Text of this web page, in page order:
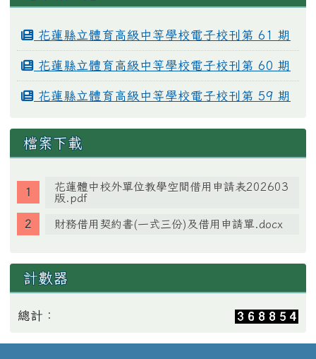
花蓮縣立體育高級中等學校電子校刊第 61 期
花蓮縣立體育高級中等學校電子校刊第 60 期
花蓮縣立體育高級中等學校電子校刊第 59 期
檔案下載
花蓮體中校外單位教學空間借用申請表202603
版.pdf
財務借用契約書(一式三份)及借用申請單.docx
計數器
總計：